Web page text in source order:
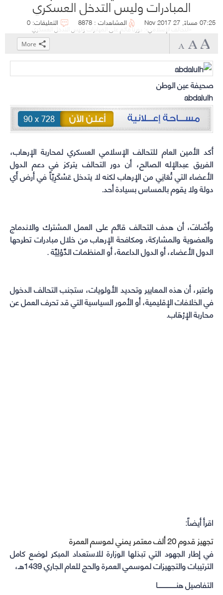
المبادرات وليس التدخل العسكري
«التحالف الإسلامي»: دورنا قائم على المبادرات وليس التدخل العسكري
07:25 مساءً, 27 Nov 2017 المشاهدات : 8878 التعليقات: 0
صحيفة عين الوطن
abdalulh
أكد الأمين العام للتحالف الإسلامي العسكري لمحاربة الإرهاب،
الفريق عبدالإله الصالح، أن دور التحالف يتركز في دعم الدول
الأعضاء التي تُعَانِي من الإرهاب لكنه لا يتدخل عَسْكَرِيّاً في أرض أَي
دولة ولا يقوم بالمساس بسيادة أحد.
وأَضَافَ، أن هدف التحالف قائم على العمل المشترك والاندماج
والعضوية والمشاركة، ومكافحة الإرهاب من خلال مبادرات تطرحها
الدول الأعضاء، أو الدول الداعمة، أو المنظمات الدَّوْلِيَّة .
واعتبر، أن هذه المعايير وتحديد الأولويات، ستجنب التحالف الدخول
في الخلافات الإقليمية، أو الأمور السياسية التي قد تحرف العمل عن
محاربة الإرْهَاب.
اقرأ أيضاً:
تجهيز قدوم 20 ألف معتمر يمني لموسم العمرة
في إطار الجهود التي تبذلها الوزارة للاستعداد المبكر لوضع كامل
الترتيبات والتجهيزات لموسمي العمرة والحج للعام الجاري 1439هـ،
التفاصيل هنــــــــــــــــــا
to
share
(Opens
in
new
window)
to
share
(Opens
in
new
window)
to
share
(Opens
in
new
window)
Click
to
share
(Opens
in
new
window)
More